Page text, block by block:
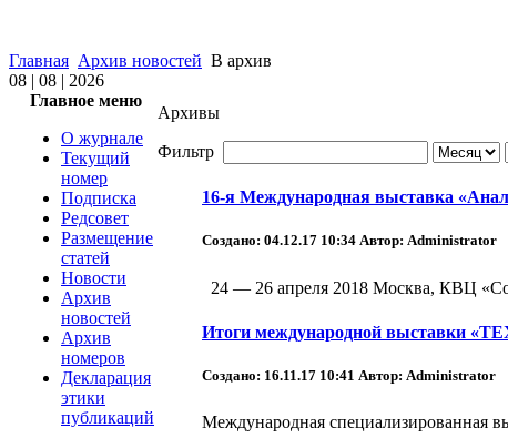
Главная Архив новостей В архив
08 | 08 | 2026
Главное меню
О журнале
Текущий
номер
Подписка
Редсовет
Размещение
статей
Новости
Архив
новостей
Архив
номеров
Декларация
этики
публикаций
Архивы
Фильтр
16-я Международная выставка
Создано: 04.12.17 10:34 Автор: Administrator
24 — 26 апреля 2018 Москва, КВЦ
Итоги международной выставки
Создано: 16.11.17 10:41 Автор: Administrator
Международная специализированная